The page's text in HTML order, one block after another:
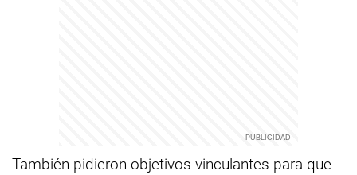
También pidieron objetivos vinculantes para que